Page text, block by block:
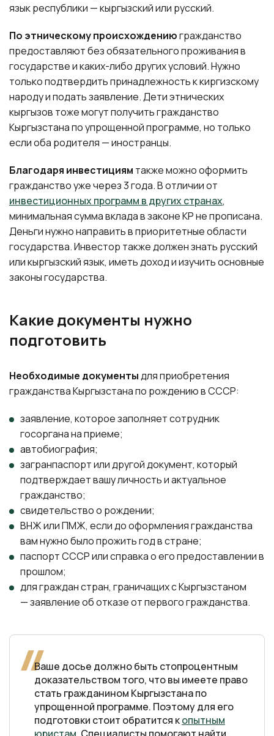
язык республики — кыргызский или русский.
По этническому происхождениюгражданство
предоставляют без обязательного проживания в
государстве и каких-либо других условий. Нужно
только подтвердить принадлежность к киргизскому
народу и подать заявление. Дети этнических
кыргызов тоже могут получить гражданство
Кыргызстана по упрощенной программе, но только
если оба родителя — иностранцы.
Благодаря инвестициям также можно оформить
гражданство уже через 3 года. В отличии от
инвестиционных программ в других странах,
минимальная сумма вклада в законе КР не прописана.
Деньги нужно направить в приоритетные области
государства. Инвестор также должен знать русский
или кыргызский язык, иметь доход и изучить основные
законы государства.
Какие документы нужно
подготовить
Необходимые документыдля приобретения
гражданства Кыргызстана по рождению в СССР:
заявление, которое заполняет сотрудник
госоргана на приеме;
автобиография;
загранпаспорт или другой документ, который
подтверждает вашу личность и актуальное
гражданство;
свидетельство о рождении;
ВНЖ или ПМЖ, если до оформления гражданства
вам нужно было прожить год в стране;
паспорт СССР или справка о его предоставлении в
прошлом;
для граждан стран, граничащих с Кыргызстаном
— заявление об отказе от первого гражданства.
Ваше досье должно быть стопроцентным
доказательством того, что вы имеете право
стать гражданином Кыргызстана по
упрощенной программе. Поэтому для его
подготовки стоит обратится копытным